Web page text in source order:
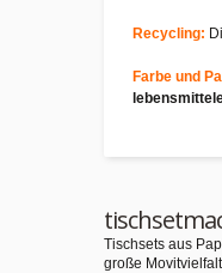
Recycling:
Farbe und
Tischsets aus
große